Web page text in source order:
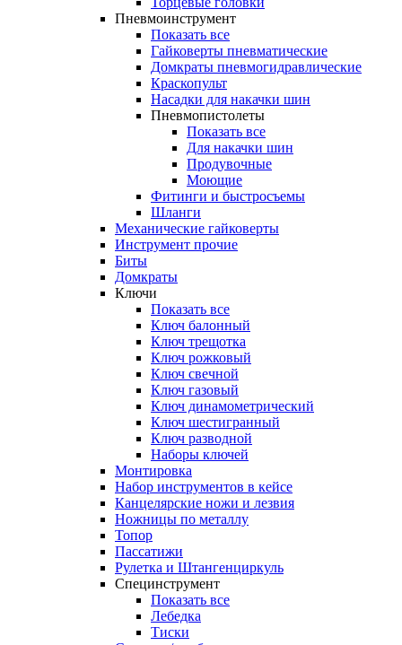
Пневмоинструмент
Показать все
Гайковерты пневматические
Домкраты пневмогидравлические
Краскопульт
Насадки для накачки шин
Пневмопистолеты
Показать все
Для накачки шин
Продувочные
Моющие
Фитинги и быстросъемы
Шланги
Механические гайковерты
Инструмент прочиe
Биты
Домкраты
Ключи
Показать все
Ключ балонный
Ключ трещотка
Ключ рожковый
Ключ свечной
Ключ газовый
Ключ динамометрический
Ключ шестигранный
Ключ разводной
Наборы ключей
Монтировка
Набор инструментов в кейсе
Канцелярские ножи и лезвия
Ножницы по металлу
Топор
Пассатижи
Рулетка и Штангенциркуль
Специнструмент
Показать все
Лебедка
Тиски